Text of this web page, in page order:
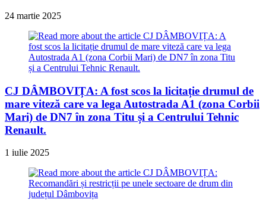
24 martie 2025
CJ DÂMBOVIȚA: A fost scos la licitație drumul de
mare viteză care va lega Autostrada A1 (zona Corbii
Mari) de DN7 în zona Titu și a Centrului Tehnic
Renault.
1 iulie 2025